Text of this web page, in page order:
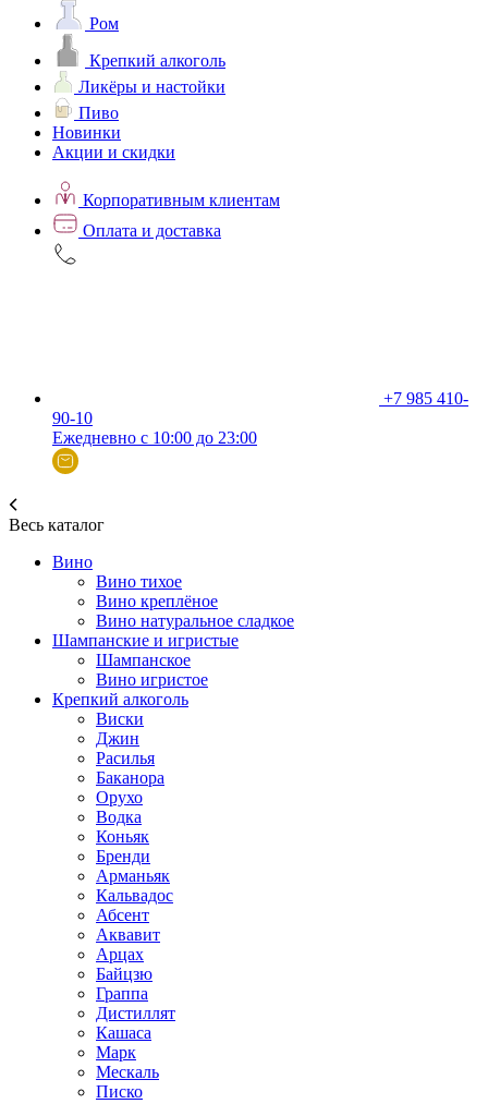
Ром
Крепкий алкоголь
Ликёры и настойки
Пиво
Новинки
Акции и скидки
Корпоративным клиентам
Оплата и доставка
+7 985 410-
90-10
Ежедневно с 10:00 до 23:00
Весь каталог
Вино
Вино тихое
Вино креплёное
Вино натуральное сладкое
Шампанские и игристые
Шампанское
Вино игристое
Крепкий алкоголь
Виски
Джин
Расилья
Баканора
Орухо
Водка
Коньяк
Бренди
Арманьяк
Кальвадос
Абсент
Аквавит
Арцах
Байцзю
Граппа
Дистиллят
Кашаса
Марк
Мескаль
Писко